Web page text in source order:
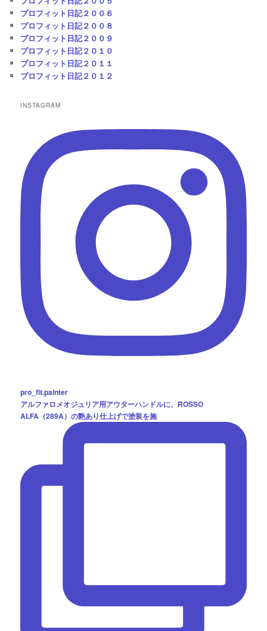
プロフィット日記２００６
プロフィット日記２００８
プロフィット日記２００９
プロフィット日記２０１０
プロフィット日記２０１１
プロフィット日記２０１２
INSTAGRAM
pro_fit.painter
アルファロメオジュリア用アウターハンドルに、ROSSO
ALFA（289A）の艶あり仕上げで塗装を施